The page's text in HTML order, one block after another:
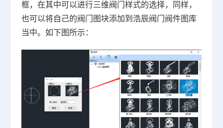
框，在其中可以进行三维阀门样式的选择，同样，
也可以将自己的阀门图块添加到浩辰阀门阀件图库
当中。如下图所示：